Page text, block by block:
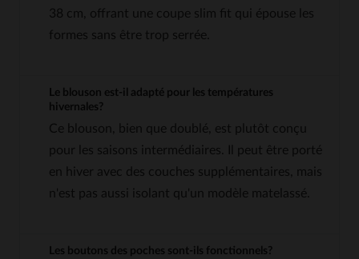
38 cm, offrant une coupe slim fit qui épouse les
formes sans être trop serrée.
Le blouson est-il adapté pour les températures
hivernales?
Ce blouson, bien que doublé, est plutôt conçu
pour les saisons intermédiaires. Il peut être porté
en hiver avec des couches supplémentaires, mais
n'est pas aussi isolant qu'un modèle matelassé.
Les boutons des poches sont-ils fonctionnels?